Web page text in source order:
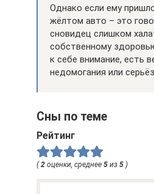
Однако если ему
жёлтом авто – это
сновидец слишком
собственному
к себе внимание, есть
недомогания или
Сны по теме
Рейтинг
(2 оценки, среднее 5 из 5 )